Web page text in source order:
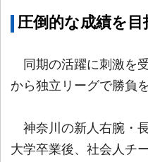
圧倒的な成績を目
同期の活躍に刺激を
から独立リーグで勝負
神奈川の新人右腕・
大学卒業後、社会人チ